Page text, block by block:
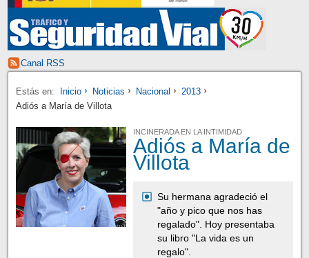
Canal RSS
Estás en: Inicio Noticias Nacional
2013
Adiós a María de Villota
INCINERADA EN LA INTIMIDAD
Adiós a María de
Villota
Su hermana agradeció el
"año y pico que nos has
regalado". Hoy presentaba
su libro "La vida es un
regalo".